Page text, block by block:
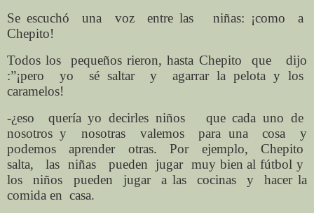
Se escuchó una voz entre las niñas: ¡como a
Chepito!
Todos los pequeños rieron, hasta Chepito que dijo
:”¡pero yo sé saltar y agarrar la pelota y los
caramelos!
-¿eso quería yo decirles niños que cada uno de
nosotros y nosotras valemos para una cosa y
podemos aprender otras. Por ejemplo, Chepito
salta, las niñas pueden jugar muy bien al fútbol y
los niños pueden jugar a las cocinas y hacer la
comida en casa.